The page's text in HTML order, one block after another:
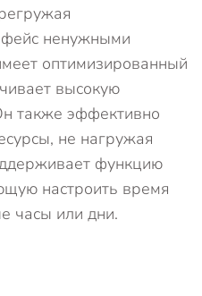
ненужными
оптимизированный
высокую
также эффективно
не нагружая
функцию
настроить время
часы или дни.